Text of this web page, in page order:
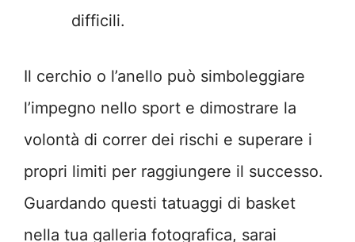
difficili.
Il cerchio o l’anello può simboleggiare
l’impegno nello sport e dimostrare la
volontà di correr dei rischi e superare i
propri limiti per raggiungere il successo.
Guardando questi tatuaggi di basket
nella tua galleria fotografica, sarai